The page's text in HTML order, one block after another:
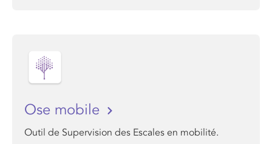
Ose mobile
Outil de Supervision des Escales en mobilité.